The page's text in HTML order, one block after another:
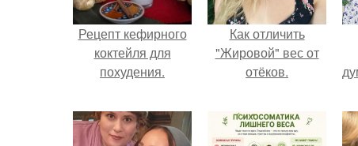
Рецепт кефирного
коктейля для
похудения.
Как отличить
"Жировой" вес от
отёков.